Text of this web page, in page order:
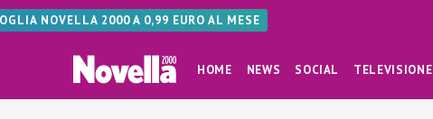
NOVELLA 2000 A 0,99 EURO AL MESE
HOME NEWS SOCIAL TELEVISIONE